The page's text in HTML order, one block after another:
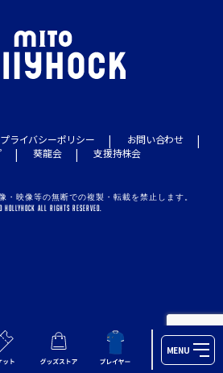
MENU
プライバシーポリシー
お問い合わせ
葵龍会 支援持株会
・映像等の無断での複製・転載を禁止します。
ALL RIGHTS RESERVED.